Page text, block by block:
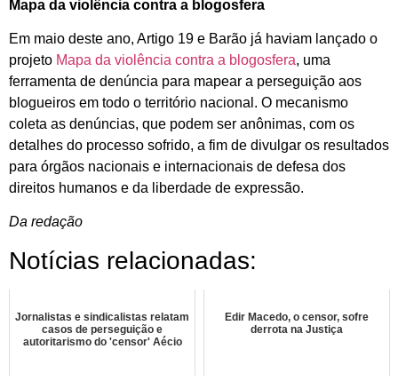
Mapa da violência contra a blogosfera
Em maio deste ano, Artigo 19 e Barão já haviam lançado o
projeto Mapa da violência contra a blogosfera, uma
ferramenta de denúncia para mapear a perseguição aos
blogueiros em todo o território nacional. O mecanismo
coleta as denúncias, que podem ser anônimas, com os
detalhes do processo sofrido, a fim de divulgar os resultados
para órgãos nacionais e internacionais de defesa dos
direitos humanos e da liberdade de expressão.
Da redação
Notícias relacionadas:
Jornalistas e sindicalistas relatam
casos de perseguição e
autoritarismo do 'censor' Aécio
Edir Macedo, o censor, sofre
derrota na Justiça